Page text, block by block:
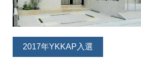
2017年YKKAP入選